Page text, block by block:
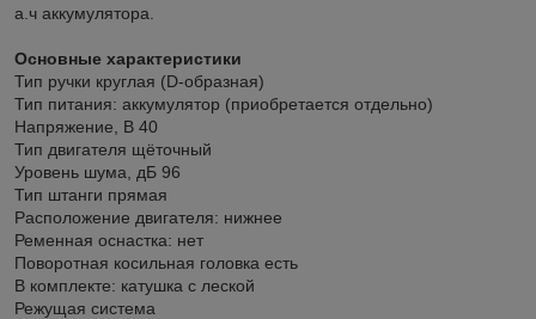
а.ч аккумулятора.
Основные характеристики
Тип ручки круглая (D-образная)
Тип питания: аккумулятор (приобретается отдельно)
Напряжение, В 40
Тип двигателя щёточный
Уровень шума, дБ 96
Тип штанги прямая
Расположение двигателя: нижнее
Ременная оснастка: нет
Поворотная косильная головка есть
В комплекте: катушка с леской
Режущая система